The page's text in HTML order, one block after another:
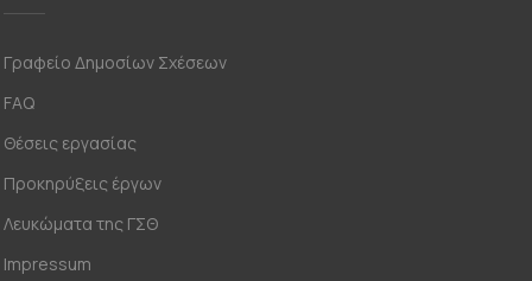
Γραφείο Δημοσίων Σχέσεων
FAQ
Θέσεις εργασίας
Προκηρύξεις έργων
Λευκώματα της ΓΣΘ
Impressum